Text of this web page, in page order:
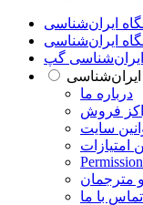
ایران‌شناسی
ایران‌شناسی
ایران‌شناسی گپ
ایران‌شناسی
درباره ما
فروش
سایت
امتیازات
مترجمان
تماس با ما